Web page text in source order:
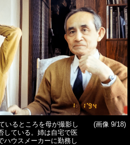
いるところを母が撮影し
している。姉は自宅で医
ハウスメーカーに勤務し
(画像 9/18)